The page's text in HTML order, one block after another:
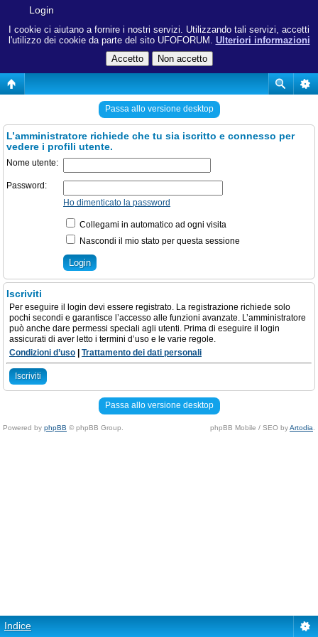
I cookie ci aiutano a fornire i nostri servizi. Utilizzando tali servizi, accetti
l'utilizzo dei cookie da parte del sito UFOFORUM. Ulteriori informazioni
Login
Passa allo versione desktop
L’amministratore richiede che tu sia iscritto e connesso per
vedere i profili utente.
Nome utente:
Password:
Ho dimenticato la password
Collegami in automatico ad ogni visita
Nascondi il mio stato per questa sessione
Iscriviti
Per eseguire il login devi essere registrato. La registrazione richiede solo
pochi secondi e garantisce l’accesso alle funzioni avanzate. L’amministratore
può anche dare permessi speciali agli utenti. Prima di eseguire il login
assicurati di aver letto i termini d’uso e le varie regole.
Condizioni d’uso
Trattamento dei dati personali
Iscriviti
Passa allo versione desktop
Powered by phpBB © phpBB Group. phpBB Mobile / SEO byArtodia
Indice